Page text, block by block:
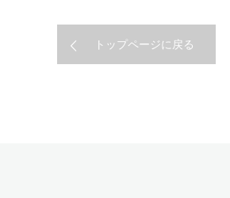
トップページに戻る